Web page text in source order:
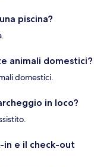
piscina?
animali domestici?
domestici.
in loco?
e il check-out